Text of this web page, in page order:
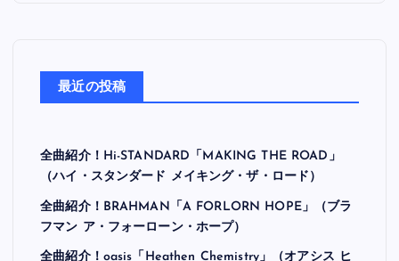
最近の投稿
全曲紹介！Hi-STANDARD「MAKING THE ROAD」
（ハイ・スタンダード メイキング・ザ・ロード）
全曲紹介！BRAHMAN「A FORLORN HOPE」（ブラ
フマン ア・フォーローン・ホープ）
全曲紹介！oasis「Heathen Chemistry」（オアシス ヒ